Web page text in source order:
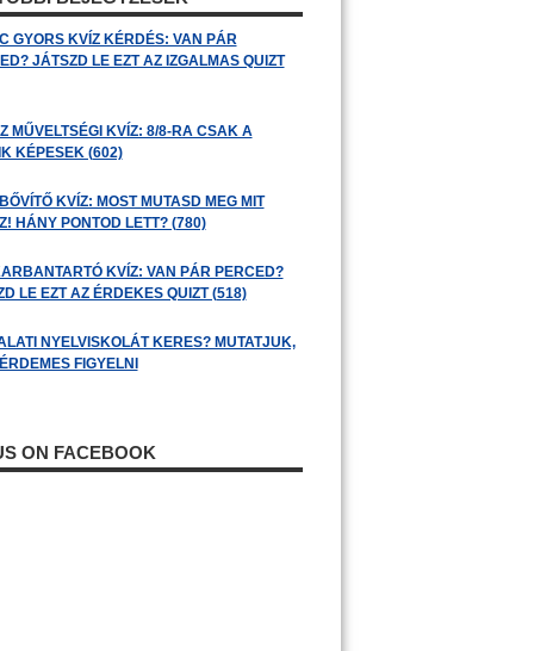
GYORS KVÍZ KÉRDÉS: VAN PÁR
JÁTSZD LE EZT AZ IZGALMAS QUIZT
MŰVELTSÉGI KVÍZ: 8/8-RA CSAK A
KÉPESEK (602)
KVÍZ: MOST MUTASD MEG MIT
HÁNY PONTOD LETT? (780)
KVÍZ: VAN PÁR PERCED?
LE EZT AZ ÉRDEKES QUIZT (518)
NYELVISKOLÁT KERES? MUTATJUK,
FIGYELNI
ON FACEBOOK